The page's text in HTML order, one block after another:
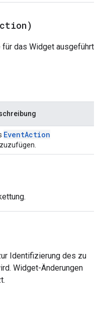
für das Widget ausgeführt
EventAction
Identifizierung des zu
Widget-Änderungen